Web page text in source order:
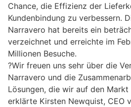
Chance, die Effizienz der
Kundenbindung zu verbessern.
Narravero hat bereits ein
verzeichnet und erreichte im
Millionen Besuche.
?Wir freuen uns sehr über die
Narravero und die
Lösungen, die wir auf den Markt
erklärte Kirsten Newquist, CEO